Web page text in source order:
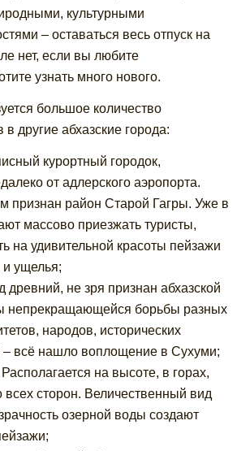
культурными
– оставаться весь отпуск на
нет, если вы любите
узнать много нового.
большое количество
в другие абхазские города:
курортный городок,
от адлерского аэропорта.
признан район Старой Гагры. Уже в
массово приезжать туристы,
на удивительной красоты пейзажи
и ущелья;
древний, не зря признан абхазской
непрекращающейся борьбы разных
народов, исторических
– всё нашло воплощение в Сухуми;
Располагается на высоте, в горах,
всех сторон. Величественный вид
озерной воды создают